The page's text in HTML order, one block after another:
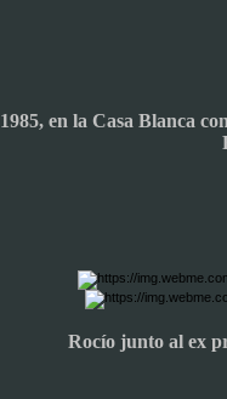
1985, en la Casa Blanca
Rocío junto al ex